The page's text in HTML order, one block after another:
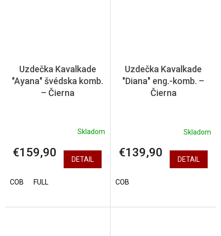
Uzdečka Kavalkade
"Ayana" švédska komb.
– Čierna
Skladom
€159,90 DETAIL
COB FULL
Uzdečka Kavalkade
"Diana" eng.-komb. –
Čierna
Skladom
€139,90 DETAIL
COB